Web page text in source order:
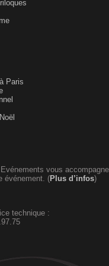
Paris
vous
événement. (Plus d’infos)
technique :